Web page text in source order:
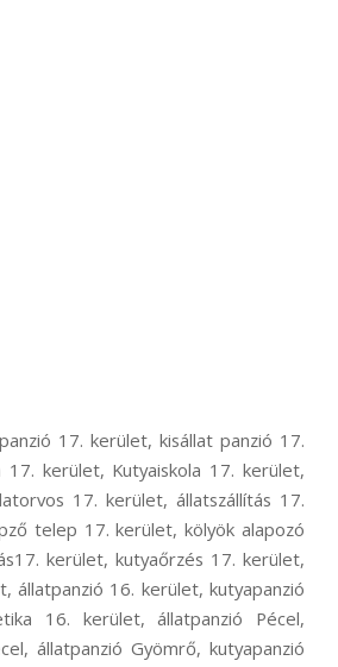
Kistarcsa, hoopers oktatás Kistarcsa, hoopers tanfolyam Kistarcsa, kutya futópados edzés Kistarcsa, kutyás atlétika Kistarcsa, kutyás atlétikai edzés Kistarcsa, kutyás sport Kistarcsa, kutya szocializáció Kistarcsa, kutyafuti Kistarcsa, kutyaoktatás Kistarcsa, nózi munka Kistarcsa, szimat suli Kistarcsa, nose work Kistarcsa, hoppers képzés Nagytarcsa, hoopers oktatás Nagytarcsa, hoopers tanfolyam Nagytarcsa, kutya futópados edzés Nagytarcsa, kutyás atlétika Nagytarcsa, kutyás atlétikai edzés Nagytarcsa, kutyás sport Nagytarcsa, kutya szocializáció Nagytarcsa, kutyafuti Nagytarcsa, kutyaoktatás Nagytarcsa, nózi munka Nagytarcsa, szimat suli Nagytarcsa, nose work Nagytarcsa, hoppers képzés Vecsés, hoopers oktatás Vecsés, hoopers tanfolyam Vecsés, kutya futópados edzés Vecsés, kutyás atlétika Vecsés, kutyás atlétikai edzés Vecsés, kutyás sport Vecsés, kutya szocializáció Vecsés, kutyafuti Vecsés, kutyaoktatás Vecsés, nózi munka Vecsés, szimat suli Vecsés, nose work Vecsés, hoppers képzés Rákosliget, hoopers oktatás Rákosliget, hoopers tanfolyam Rákosliget, kutya futópados edzés Rákosliget, kutyás atlétika Rákosliget, kutyás atlétikai edzés Rákosliget, kutyás sport Rákosliget, kutya szocializáció Rákosliget, kutyafuti Rákosliget, kutyaoktatás Rákosliget, nózi munka Rákosliget, szimat suli Rákosliget, nose work Rákosliget, hoppers képzés Rákoshegy, hoopers oktatás Rákoshegy, hoopers tanfolyam Rákoshegy, kutya futópados edzés Rákoshegy, kutyás atlétika Rákoshegy, kutyás atlétikai edzés Rákoshegy, kutyás sport Rákoshegy, kutya szocializáció Rákoshegy, kutyafuti Rákoshegy, kutyaoktatás Rákoshegy, nózi munka Rákoshegy, szimat suli Rákoshegy, nose work Rákoshegy, hoppers képzés Ferihegy, hoopers oktatás Ferihegy, hoopers tanfolyam Ferihegy, kutya futópados edzés Ferihegy, kutyás atlétika Ferihegy, kutyás atlétikai edzés Ferihegy, kutyás sport Ferihegy, kutya szocializáció Ferihegy, kutyafuti Ferihegy, kutyaoktatás Ferihegy, nózi munka Ferihegy, szimat suli Ferihegy, nose work Ferihegy, hoppers képzés Isaszeg, hoopers oktatás Isaszeg, hoopers tanfolyam Isaszeg, kutya futópados edzés Isaszeg, kutyás atlétika Isaszeg, kutyás atlétikai edzés Isaszeg, kutyás sport Isaszeg, kutya szocializáció Isaszeg, kutyafuti Isaszeg, kutyaoktatás Isaszeg, nózi munka Isaszeg, szimat suli Isaszeg, nose work Isaszeg, hoppers képzés Csömör, hoopers oktatás Csömör, hoopers tanfolyam Csömör, kutya futópados edzés Csömör, kutyás atlétika Csömör, kutyás atlétikai edzés Csömör, kutyás sport Csömör, kutya szocializáció Csömör, kutyafuti Csömör, kutyaoktatás Csömör, nózi munka Csömör, szimat suli Csömör, nose work Csömör, hoppers képzés Pest megye, hoopers oktatás Pest megye, hoopers tanfolyam Pest megye, kutya futópados edzés Pest megye, kutyás atlétika Pest megye, kutyás atlétikai edzés Pest megye, kutyás sport Pest megye, kutya szocializáció Pest megye, kutyafuti Pest megye, kutyaoktatás Pest megye, nózi munka Pest megye, szimat suli Pest megye, nose work Pest megye, hoppers képzés Rákoscsaba-Újtelep, hoopers oktat